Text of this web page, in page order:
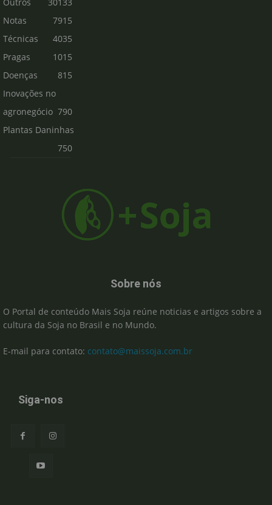
7915
Notas
Técnicas
4035
Pragas
1015
Doenças
815
Inovações no
agronegócio 790
Plantas Daninhas
750
Sobre nós
O Portal de conteúdo Mais Soja reúne noticias e artigos sobre a
cultura da Soja no Brasil e no Mundo.
E-mail para contato: contato@maissoja.com.br
Siga-nos